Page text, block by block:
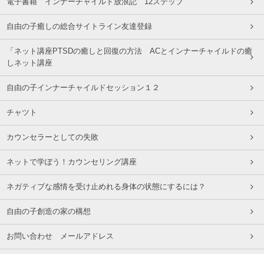
電子書籍 インナーチャイルド放浪記 12ステップ
自由の子癒しの総合サイトライン友達登録
「ネット講座PTSDの癒しと回復の方法 ACとインナーチャイルドの癒
しネット講座
自由の子インナーチャイルドセッション１２
チャツト
カウンセラーとしての失敗
ネットで学ぼう！カウンセリング講座
ネガティブな感情を受け止めれる身体の状態にするには？
自由の子創造の家の構想
お問い合わせ メールアドレス